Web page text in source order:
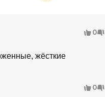
0
жёсткие
0